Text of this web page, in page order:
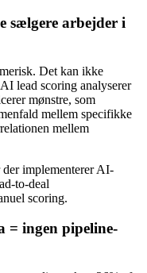
sælgere arbejder i
Det kan ikke
lead scoring analyserer
mønstre, som
mellem specifikke
mellem
der implementerer AI-
to-deal
scoring.
= ingen pipeline-